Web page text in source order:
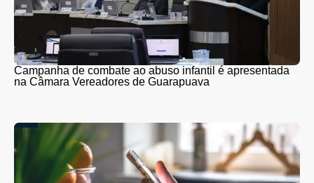
Campanha de combate ao abuso infantil é apresentada
na Câmara Vereadores de Guarapuava